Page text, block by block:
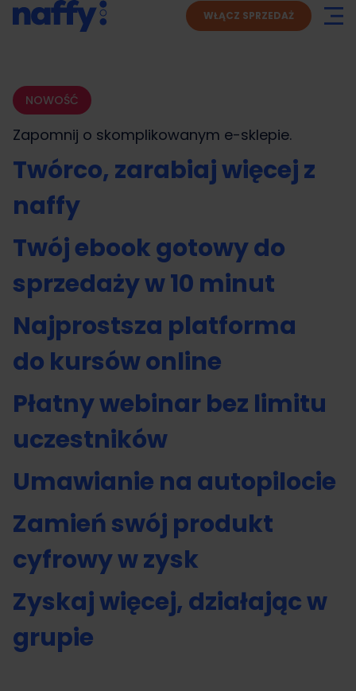
WŁĄCZ SPRZEDAŻ
NOWOŚĆ
Zapomnij o skomplikowanym e-sklepie.
Twórco, zarabiaj więcej z
naffy
Twój ebook gotowy do
sprzedaży w 10 minut
Najprostsza platforma
do kursów online
Płatny webinar bez limitu
uczestników
Umawianie na autopilocie
Zamień swój produkt
cyfrowy w zysk
Zyskaj więcej, działając w
grupie